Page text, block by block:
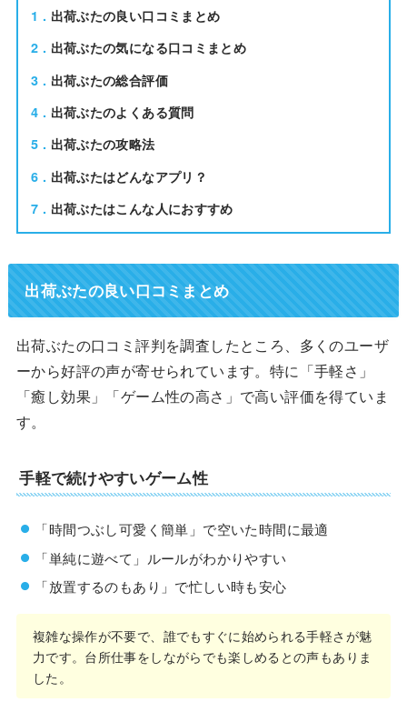
1
出荷ぶたの良い口コミまとめ
2
出荷ぶたの気になる口コミまとめ
3
出荷ぶたの総合評価
4
出荷ぶたのよくある質問
5
出荷ぶたの攻略法
6
出荷ぶたはどんなアプリ？
7
出荷ぶたはこんな人におすすめ
出荷ぶたの良い口コミまとめ
出荷ぶたの口コミ評判を調査したところ、多くのユーザ
ーから好評の声が寄せられています。特に「手軽さ」
「癒し効果」「ゲーム性の高さ」で高い評価を得ていま
す。
手軽で続けやすいゲーム性
「時間つぶし可愛く簡単」で空いた時間に最適
「単純に遊べて」ルールがわかりやすい
「放置するのもあり」で忙しい時も安心
複雑な操作が不要で、誰でもすぐに始められる手軽さが魅
力です。台所仕事をしながらでも楽しめるとの声もありま
した。